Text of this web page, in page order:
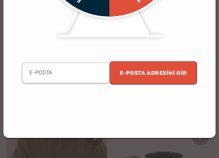
E-POSTA ADRESINI GIR
Özel Muayene Işık Kalemi